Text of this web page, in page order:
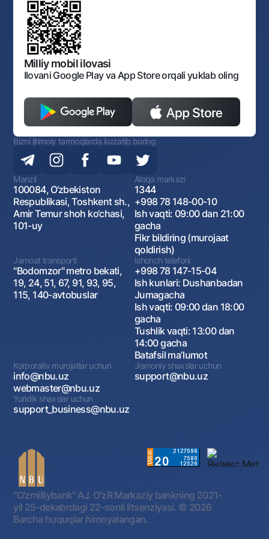
Korporativ uslub
Sayt haritasi
Shaxsiy ma'lumotlarni qayta ishlashga rozilik berish
O‘zbekiston Tasviriy san’at galereyasi
Normativ huquqiy hujjatlar
O'zbekiston Respublikasi Tashqi Iqtisodiy Faoliyat Milliy
Bankining ish tartibi va rejimi
Ochiq ma'lumotlar
Monopoliyaga qarshi komplaens
Milliy mobil ilovasi
Ilovani Google Play va App Store orqali yuklab oling
Bizni ijtimoiy tarmoqlarda kuzatib boring
Manzil
100084, O‘zbekiston
Respublikasi, Toshkent sh.,
Amir Temur shoh ko‘chasi,
101-uy
Aloqa markazi
1344
+998 78 148-00-10
Ish vaqti: 09:00 dan 21:00
gacha
Fikr bildiring (murojaat
qoldirish)
Jamoat transporti
"Bodomzor" metro bekati,
19, 24, 51, 67, 91, 93, 95,
115, 140-avtobuslar
Ishonch telefoni
+998 78 147-15-04
Ish kunlari: Dushanbadan
Jumagacha
Ish vaqti: 09:00 dan 18:00
gacha
Tushlik vaqti: 13:00 dan
14:00 gacha
Batafsil maʼlumot
Korporativ murojatlar uchun
info@nbu.uz
webmaster@nbu.uz
Jismoniy shaxslar uchun
support@nbu.uz
Yuridik shaxslar uchun
support_business@nbu.uz
"O'zmilliybank" AJ. OʻzR Markaziy bankning 2021-
yil 25-dekabrdagi 22-sonli litsenziyasi. © 2026
Barcha huquqlar himoyalangan.